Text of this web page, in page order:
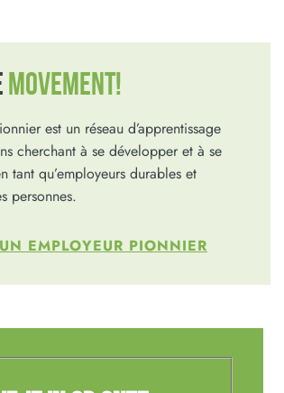
MOVEMENT!
est un réseau d’apprentissage
cherchant à se développer et à se
tant qu’employeurs durables et
personnes.
EMPLOYEUR PIONNIER